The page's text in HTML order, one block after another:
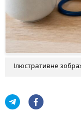
Ілюстративне